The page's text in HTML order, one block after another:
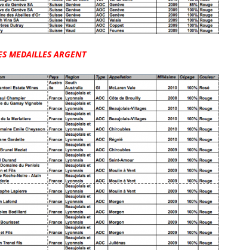
MEDAILLES ARGENT